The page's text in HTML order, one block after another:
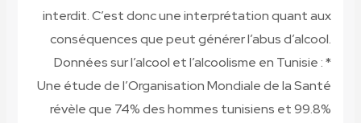
interdit. C’est donc une interprétation quant aux
conséquences que peut générer l’abus d’alcool.
Données sur l’alcool et l’alcoolisme en Tunisie : *
Une étude de l’Organisation Mondiale de la Santé
révèle que 74% des hommes tunisiens et 99.8%